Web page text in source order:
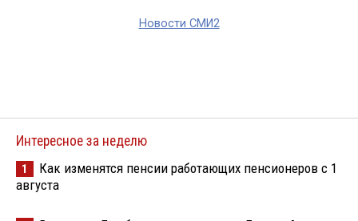
Новости СМИ2
Интересное за неделю
1
Как изменятся пенсии работающих пенсионеров с 1
августа